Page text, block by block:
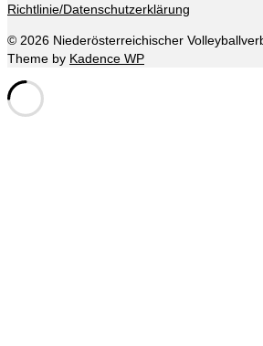
Richtlinie/Datenschutzerklärung
© 2026 Niederösterreichischer
Theme by Kadence WP